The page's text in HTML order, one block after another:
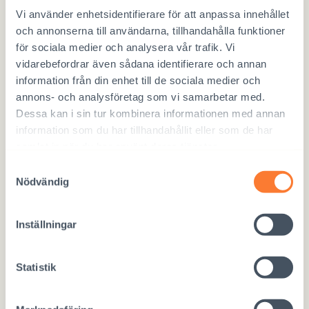
Vi använder enhetsidentifierare för att anpassa innehållet
och annonserna till användarna, tillhandahålla funktioner
för sociala medier och analysera vår trafik. Vi
vidarebefordrar även sådana identifierare och annan
information från din enhet till de sociala medier och
annons- och analysföretag som vi samarbetar med.
Dessa kan i sin tur kombinera informationen med annan
information som du har tillhandahållit eller som de har
Nödvändig
Inställningar
Statistik
Donera via MobilePay
Använd numret 97717